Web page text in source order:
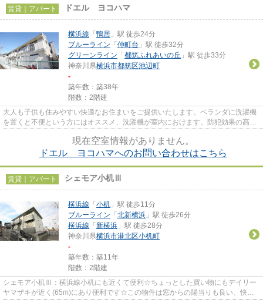
賃貸｜アパート ドエル ヨコハマ
横浜線 「 鴨居 」駅 徒歩24分
ブルーライン 「 仲町台 」駅 徒歩32分
グリーンライン 「 都筑ふれあいの丘 」駅 徒歩33分
神奈川県横浜市都筑区池辺町
-
築年数：築38年
階数：2階建
大人も子供も住みやすい快適なお住まいをご提供いたします。ベランダに洗濯機
を置くと不便という方にはオススメ、洗濯機が室内におけます。防犯効果の高
現在空室情報がありません。
ドエル ヨコハマへのお問い合わせはこちら
賃貸｜アパート シェモア小机Ⅲ
横浜線 「 小机 」駅 徒歩11分
ブルーライン 「 北新横浜 」駅 徒歩26分
横浜線 「 新横浜 」駅 徒歩28分
神奈川県横浜市港北区小机町
-
築年数：築11年
階数：2階建
シェモア小机Ⅲ：横浜線小机にも近くて便利☆ちょっとした買い物にもデイリー
ヤマザキが近く(65m)にあり便利です☆この物件は窓からの陽当りも良い、快適